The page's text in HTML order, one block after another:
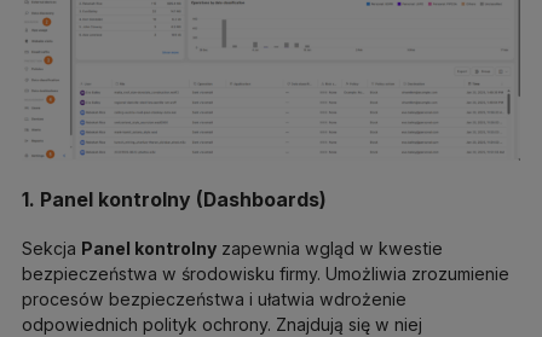
1. Panel kontrolny (Dashboards)
Sekcja Panel kontrolnyzapewnia wgląd w kwestie
bezpieczeństwa w środowisku firmy. Umożliwia zrozumienie
procesów bezpieczeństwa i ułatwia wdrożenie
odpowiednich polityk ochrony. Znajdują się w niej